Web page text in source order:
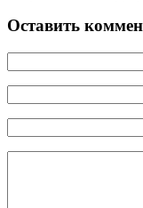
Оставить